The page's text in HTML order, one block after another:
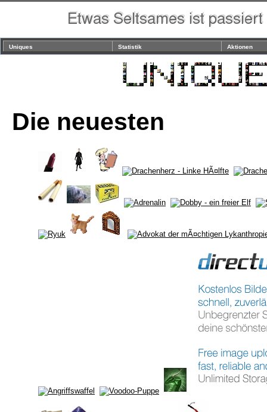
Uniques Statistik Aktionen
Die neuesten